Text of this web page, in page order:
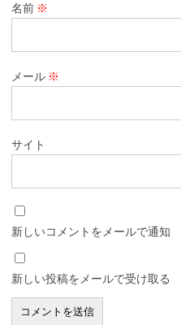
名前 ※
メール ※
サイト
新しいコメントをメールで通知
新しい投稿をメールで受け取る